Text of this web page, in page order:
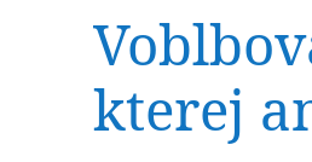
kterej